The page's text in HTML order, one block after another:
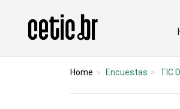
Página inicial
Home Encuestas TIC